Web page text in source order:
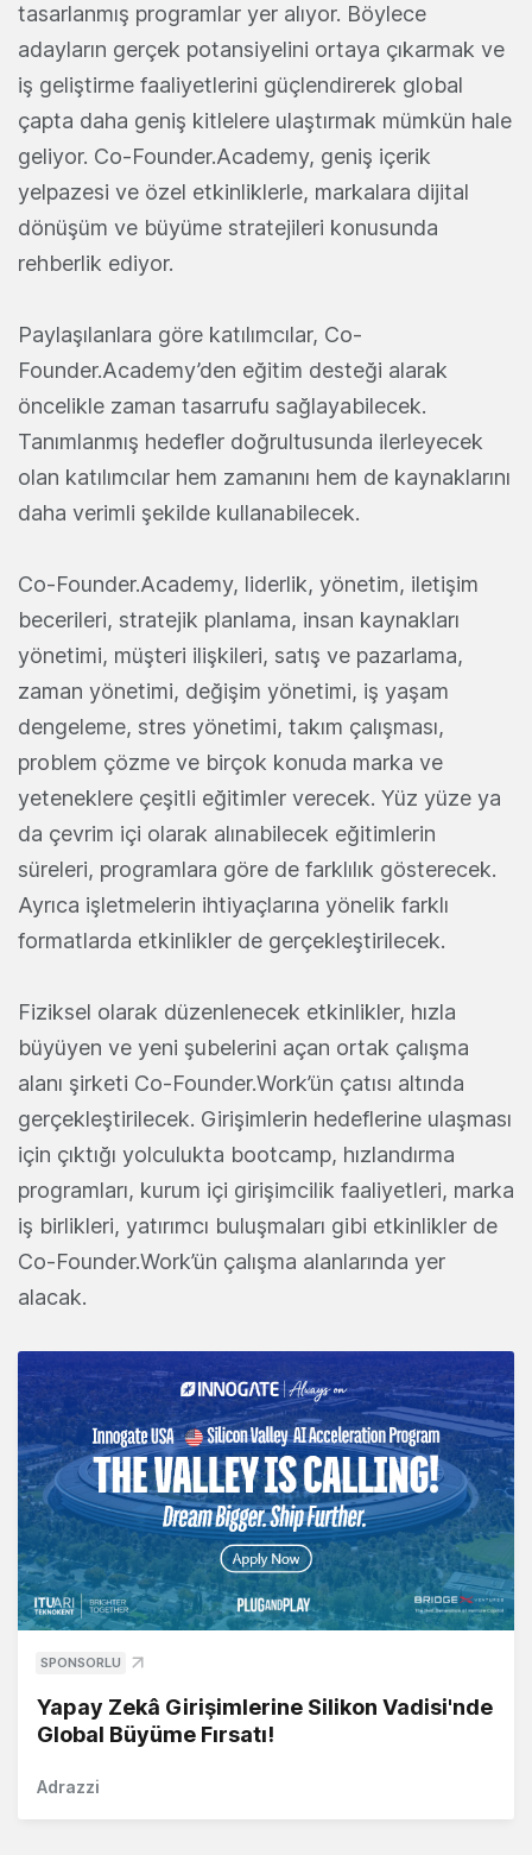
tasarlanmış programlar yer alıyor. Böylece
adayların gerçek potansiyelini ortaya çıkarmak ve
iş geliştirme faaliyetlerini güçlendirerek global
çapta daha geniş kitlelere ulaştırmak mümkün hale
geliyor. Co-Founder.Academy, geniş içerik
yelpazesi ve özel etkinliklerle, markalara dijital
dönüşüm ve büyüme stratejileri konusunda
rehberlik ediyor.
Paylaşılanlara göre katılımcılar, Co-
Founder.Academy’den eğitim desteği alarak
öncelikle zaman tasarrufu sağlayabilecek.
Tanımlanmış hedefler doğrultusunda ilerleyecek
olan katılımcılar hem zamanını hem de kaynaklarını
daha verimli şekilde kullanabilecek.
Co-Founder.Academy, liderlik, yönetim, iletişim
becerileri, stratejik planlama, insan kaynakları
yönetimi, müşteri ilişkileri, satış ve pazarlama,
zaman yönetimi, değişim yönetimi, iş yaşam
dengeleme, stres yönetimi, takım çalışması,
problem çözme ve birçok konuda marka ve
yeteneklere çeşitli eğitimler verecek. Yüz yüze ya
da çevrim içi olarak alınabilecek eğitimlerin
süreleri, programlara göre de farklılık gösterecek.
Ayrıca işletmelerin ihtiyaçlarına yönelik farklı
formatlarda etkinlikler de gerçekleştirilecek.
Fiziksel olarak düzenlenecek etkinlikler, hızla
büyüyen ve yeni şubelerini açan ortak çalışma
alanı şirketi Co-Founder.Work’ün çatısı altında
gerçekleştirilecek. Girişimlerin hedeflerine ulaşması
için çıktığı yolculukta bootcamp, hızlandırma
programları, kurum içi girişimcilik faaliyetleri, marka
iş birlikleri, yatırımcı buluşmaları gibi etkinlikler de
Co-Founder.Work’ün çalışma alanlarında yer
alacak.
SPONSORLU
Yapay Zekâ Girişimlerine Silikon Vadisi'nde
Global Büyüme Fırsatı!
Adrazzi